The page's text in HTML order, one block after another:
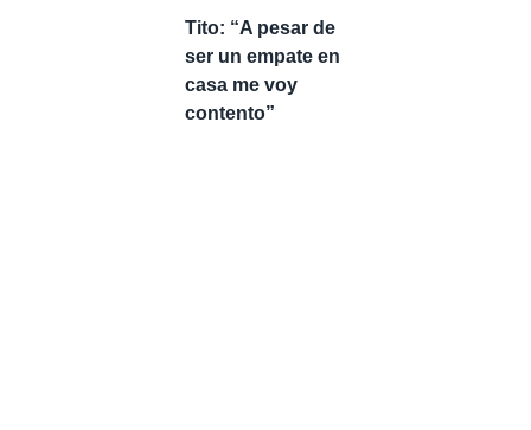
Tito: “A pesar de
ser un empate en
casa me voy
contento”